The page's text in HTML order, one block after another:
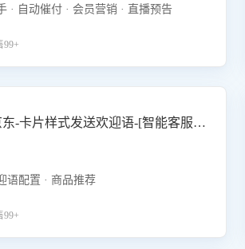
· 自动催付 · 会员营销 · 直播预告
99+
京东-卡片样式发送欢迎语-[智能客服机器人]
语配置 · 商品推荐
99+